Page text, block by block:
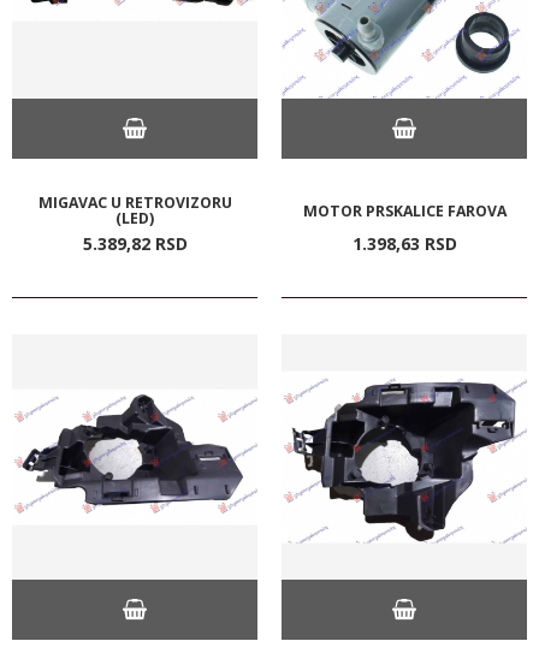
MIGAVAC U RETROVIZORU
(LED)
5.389,82 RSD
MOTOR PRSKALICE FAROVA
1.398,63 RSD